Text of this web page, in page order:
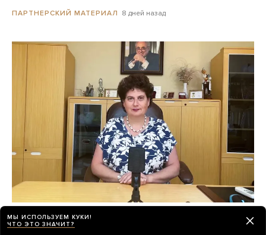
ПАРТНЕРСКИЙ МАТЕРИАЛ 8 дней назад
«Психиатрия возвращается в темные
времена»
МЫ ИСПОЛЬЗУЕМ КУКИ!
ЧТО ЭТО ЗНАЧИТ?